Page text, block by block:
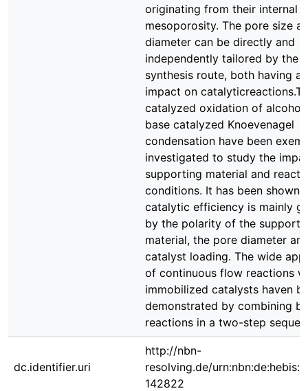
originating from their internal
mesoporosity. The pore size
diameter can be directly and
independently tailored by the
synthesis route, both having a
impact on
catalyzed oxidation of
base catalyzed Knoevenagel
condensation have been
investigated to study the
supporting material and
conditions. It has been shown
catalytic efficiency is mainly
by the polarity of the
material, the pore diameter
catalyst loading. The wide
of continuous flow reactions
immobilized catalysts haven
demonstrated by combining
reactions in a two-step
dc.identifier.uri
http://nbn-
resolving.de/
142822